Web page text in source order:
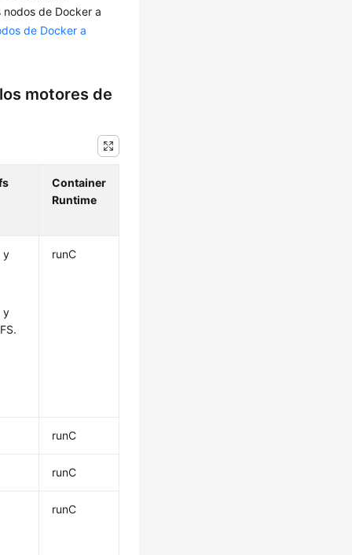
nodos de Docker a
de Docker a
motores de
Container
Runtime
y
y
runC
runC
runC
runC